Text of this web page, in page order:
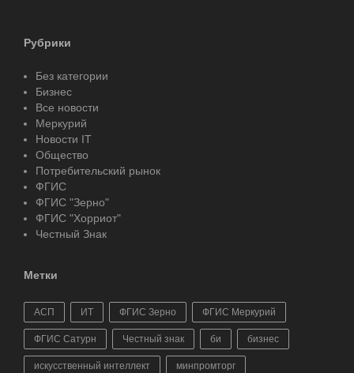
Рубрики
Без категории
Бизнес
Все новости
Меркурий
Новости IT
Общество
Потребительский рынок
ФГИС
ФГИС "Зерно"
ФГИС "Хорриот"
Честный Знак
Метки
АСП ИТ ФГИС Зерно ФГИС Меркурий
ФГИС Сатурн Честный знак би бизнес
искусственный интеллект минпромторг